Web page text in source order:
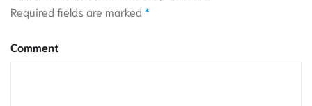
Required fields are marked *
Comment